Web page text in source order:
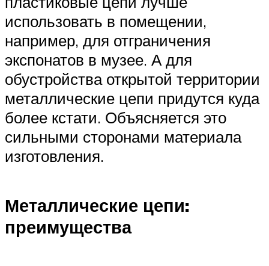
использовать в помещении,
например, для отграничения
экспонатов в музее. А для
обустройства открытой территории
металлические цепи придутся куда
более кстати. Объясняется это
сильными сторонами материала
изготовления.
Металлические цепи:
преимущества